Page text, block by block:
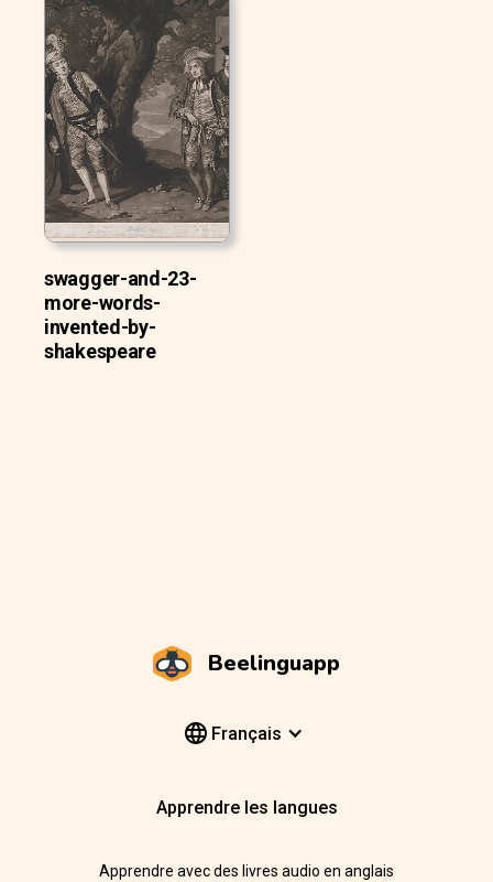
swagger-and-23-
more-words-
invented-by-
shakespeare
Beelinguapp
Français
Apprendre les langues
Apprendre avec des livres audio en anglais